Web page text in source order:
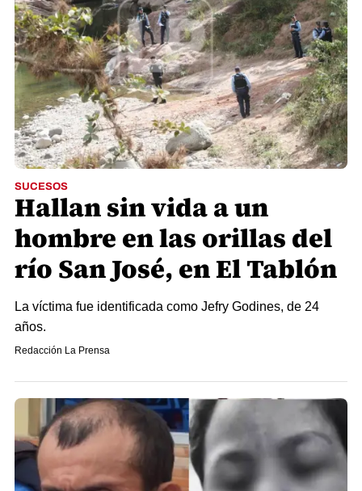
SUCESOS
Hallan sin vida a un
hombre en las orillas del
río San José, en El Tablón
La víctima fue identificada como Jefry Godines, de 24
años.
Redacción La Prensa